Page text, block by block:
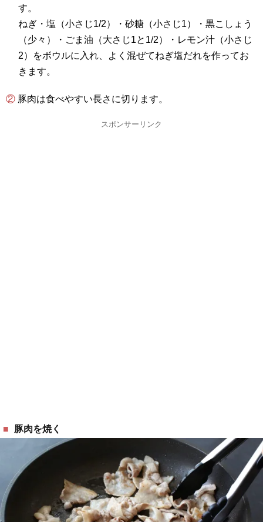
す。
ねぎ・塩（小さじ1/2）・砂糖（小さじ1）・黒こしょう
（少々）・ごま油（大さじ1と1/2）・レモン汁（小さじ
2）をボウルに入れ、よく混ぜてねぎ塩だれを作ってお
きます。
② 豚肉は食べやすい長さに切ります。
スポンサーリンク
豚肉を焼く